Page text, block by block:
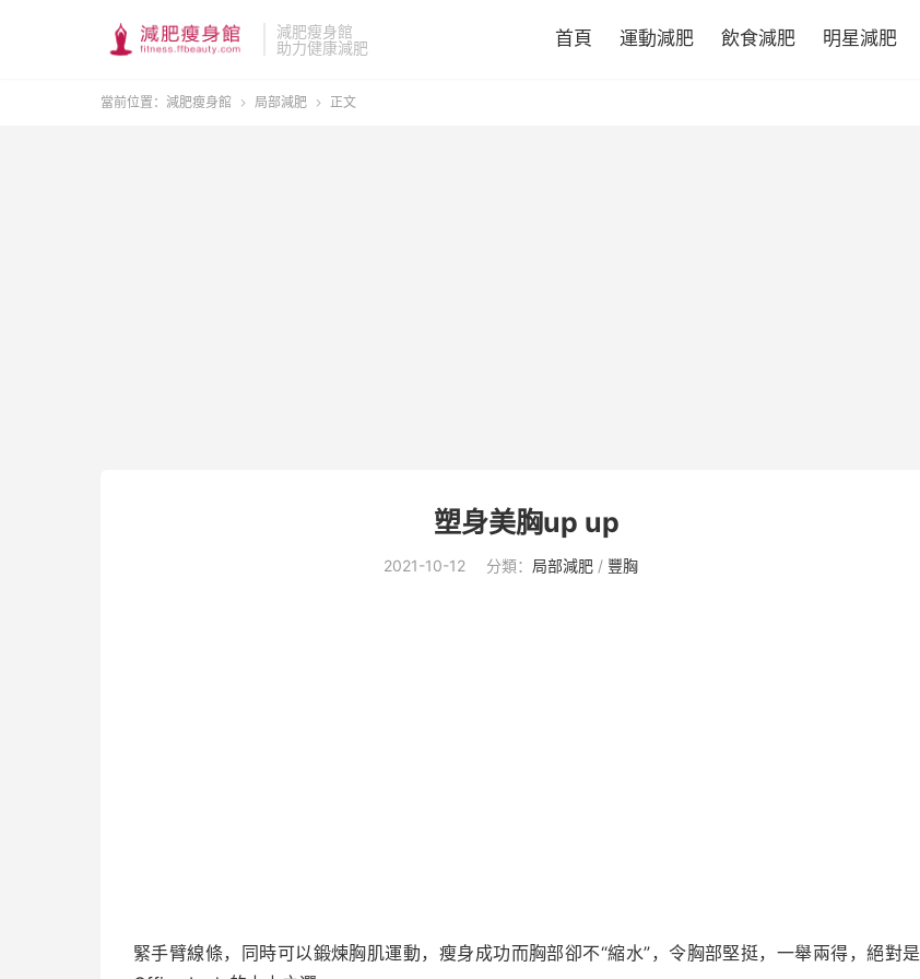
減肥瘦身館
助力健康減肥
首頁 運動減肥 飲食減肥 明星減肥
當前位置： 減肥瘦身館  局部減肥  正文
塑身美胸up up
2021-10-12 分類： 局部減肥/ 豐胸
緊手臂線條，同時可以鍛煉胸肌運動，瘦身成功而胸部卻不“縮水”，令胸部堅挺，一舉兩得，絕對是